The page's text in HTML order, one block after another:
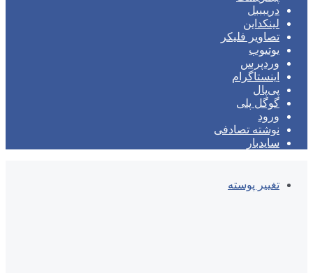
دریبببل
لینکداین
تصاویر فلیکر
یوتیوب
وردپرس
اینستاگرام
پی‌پال
گوگل پلی
ورود
نوشته تصادفی
سایدبار
تغییر پوسته